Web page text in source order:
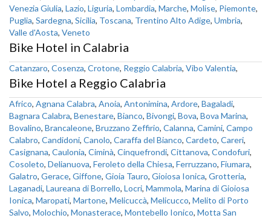
Venezia Giulia, Lazio, Liguria, Lombardia, Marche, Molise, Piemonte,
Puglia, Sardegna, Sicilia, Toscana, Trentino Alto Adige, Umbria,
Valle d'Aosta, Veneto
Bike Hotel in Calabria
Catanzaro, Cosenza, Crotone, Reggio Calabria, Vibo Valentia,
Bike Hotel a Reggio Calabria
Africo, Agnana Calabra, Anoia, Antonimina, Ardore, Bagaladi,
Bagnara Calabra, Benestare, Bianco, Bivongi, Bova, Bova Marina,
Bovalino, Brancaleone, Bruzzano Zeffirio, Calanna, Camini, Campo
Calabro, Candidoni, Canolo, Caraffa del Bianco, Cardeto, Careri,
Casignana, Caulonia, Ciminà, Cinquefrondi, Cittanova, Condofuri,
Cosoleto, Delianuova, Feroleto della Chiesa, Ferruzzano, Fiumara,
Galatro, Gerace, Giffone, Gioia Tauro, Gioiosa Ionica, Grotteria,
Laganadi, Laureana di Borrello, Locri, Mammola, Marina di Gioiosa
Ionica, Maropati, Martone, Melicuccà, Melicucco, Melito di Porto
Salvo, Molochio, Monasterace, Montebello Ionico, Motta San